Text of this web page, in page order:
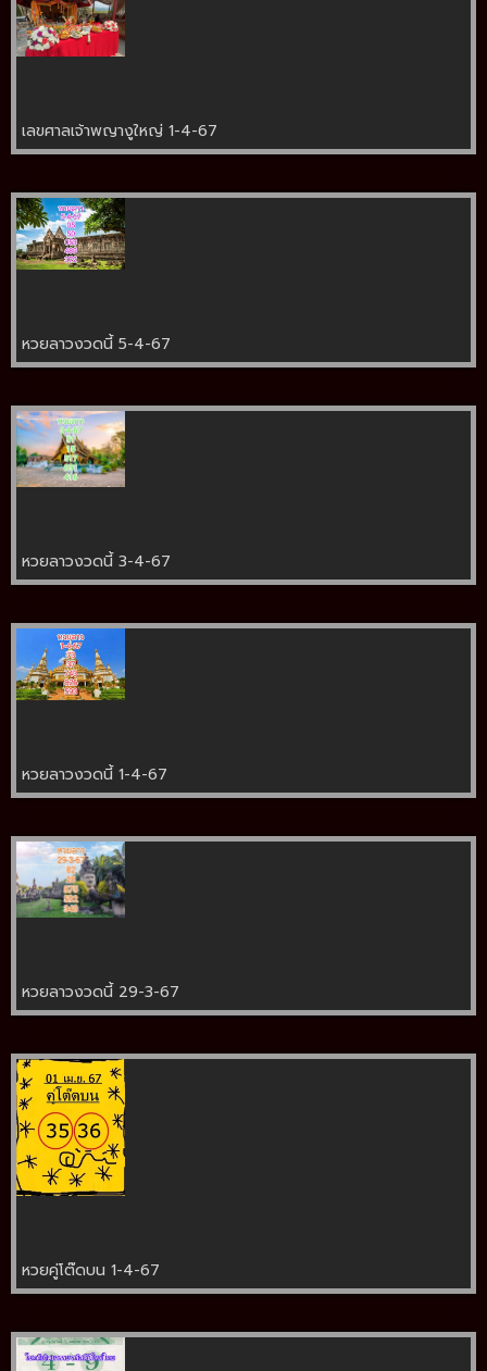
เลขศาลเจ้าพญางูใหญ่ 1-4-67
หวยลาวงวดนี้ 5-4-67
หวยลาวงวดนี้ 3-4-67
หวยลาวงวดนี้ 1-4-67
หวยลาวงวดนี้ 29-3-67
หวยคู่โต๊ดบน 1-4-67